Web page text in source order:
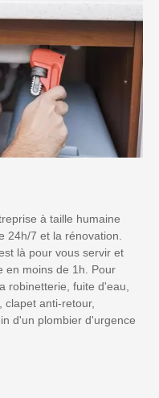
à taille humaine
24h/7 et la rénovation.
là pour vous servir et
en moins de 1h. Pour
robinetterie, fuite d'eau,
clapet anti-retour,
d'un plombier d'urgence